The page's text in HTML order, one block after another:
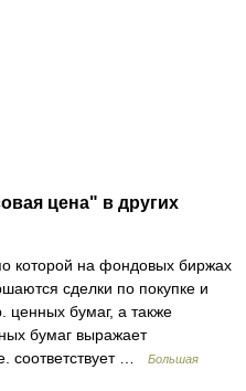
цена" в других
на фондовых биржах
сделки по покупке и
ценных бумаг, а также
бумаг выражает
соответствует …
Большая